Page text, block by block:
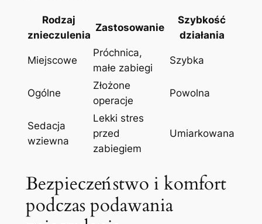
Rodzaj
znieczulenia
Zastosowanie
Szybkość
działania
Miejscowe
Próchnica,
małe zabiegi
Szybka
Ogólne
Złożone
operacje
Powolna
Sedacja ​
wziewna
Lekki stres‍
przed
zabiegiem
Umiarkowana
Bezpieczeństwo i komfort
podczas podawania